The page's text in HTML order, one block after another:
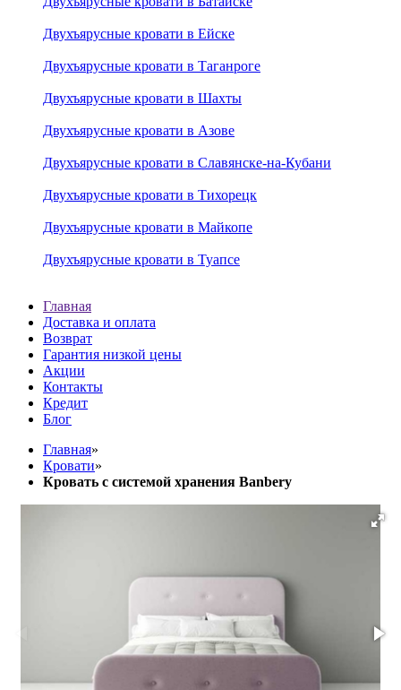
Двухъярусные кровати в Ейске
Двухъярусные кровати в Таганроге
Двухъярусные кровати в Шахты
Двухъярусные кровати в Азове
Двухъярусные кровати в Славянске-на-Кубани
Двухъярусные кровати в Тихорецк
Двухъярусные кровати в Майкопе
Двухъярусные кровати в Туапсе
Главная
Доставка и оплата
Возврат
Гарантия низкой цены
Акции
Контакты
Кредит
Блог
Главная»
Кровати»
Кровать с системой хранения Banbery